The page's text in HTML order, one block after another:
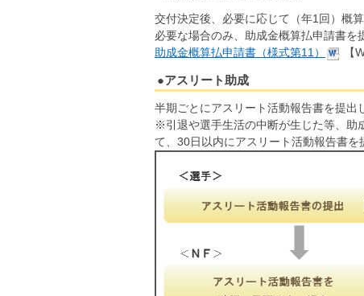
交付決定後、必要に応じて（年1回）概
必要な場合のみ、助成金概算払申請書を
助成金概算払申請書（様式第11）
【
●アスリート助成
半期ごとにアスリート活動報告書を提出
※引退や選手生活の中断が生じた等、助
て、30日以内にアスリート活動報告書を